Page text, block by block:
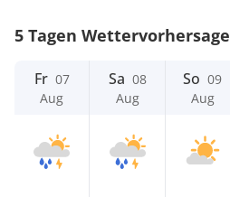
5 Tagen Wettervorhersage
Fr 07
Aug
Sa 08
Aug
So 09
Aug